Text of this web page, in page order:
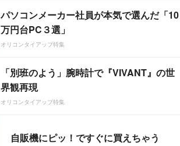
パソコンメーカー社員が本気で選んだ「10
万円台PC３選」
オリコンタイアップ特集
「別班のよう」腕時計で『VIVANT』の世
界観再現
オリコンタイアップ特集
自販機にピッ！ですぐに買えちゃう